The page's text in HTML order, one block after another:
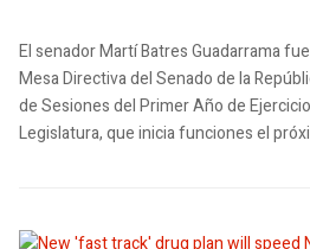
El senador Martí Batres Guadarrama
Mesa Directiva del Senado de la
de Sesiones del Primer Año de
Legislatura, que inicia funciones el